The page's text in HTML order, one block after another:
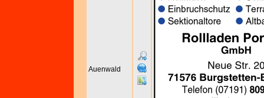
Auenwald